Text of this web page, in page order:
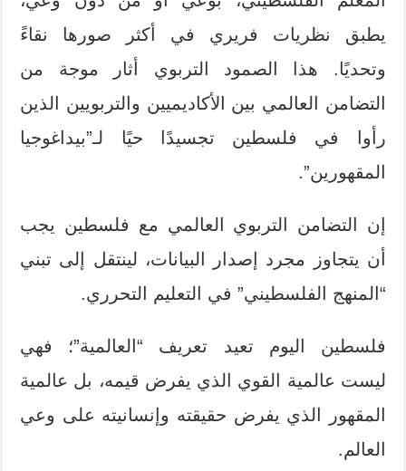
يطبق نظريات فريري في أكثر صورها نقاءً
وتحديًا. هذا الصمود التربوي أثار موجة من
التضامن العالمي بين الأكاديميين والتربويين الذين
رأوا في فلسطين تجسيدًا حيًا لـ”بيداغوجيا
المقهورين”.
إن التضامن التربوي العالمي مع فلسطين يجب
أن يتجاوز مجرد إصدار البيانات، لينتقل إلى تبني
“المنهج الفلسطيني” في التعليم التحرري.
فلسطين اليوم تعيد تعريف “العالمية”؛ فهي
ليست عالمية القوي الذي يفرض قيمه، بل عالمية
المقهور الذي يفرض حقيقته وإنسانيته على وعي
العالم.